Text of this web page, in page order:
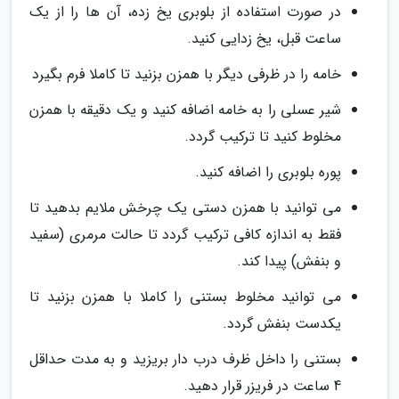
در صورت استفاده از بلوبری یخ زده، آن ها را از یک
ساعت قبل، یخ زدایی کنید.
خامه را در ظرفی دیگر با همزن بزنید تا کاملا فرم بگیرد
شیر عسلی را به خامه اضافه کنید و یک دقیقه با همزن
مخلوط کنید تا ترکیب گردد.
پوره بلوبری را اضافه کنید.
می توانید با همزن دستی یک چرخش ملایم بدهید تا
فقط به اندازه کافی ترکیب گردد تا حالت مرمری (سفید
و بنفش) پیدا کند.
می توانید مخلوط بستنی را کاملا با همزن بزنید تا
یکدست بنفش گردد.
بستنی را داخل ظرف درب دار بریزید و به مدت حداقل
4 ساعت در فریزر قرار دهید.